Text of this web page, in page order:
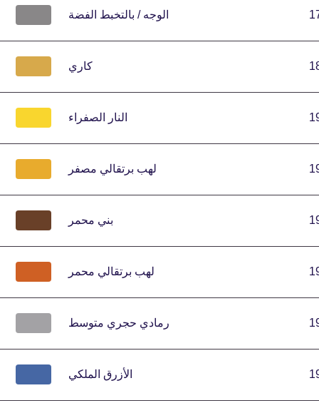
الوجه / بالتخبط الفضة
كاري
النار الصفراء
لهب برتقالي مصفر
بني محمر
لهب برتقالي محمر
رمادي حجري متوسط
الأزرق الملكي